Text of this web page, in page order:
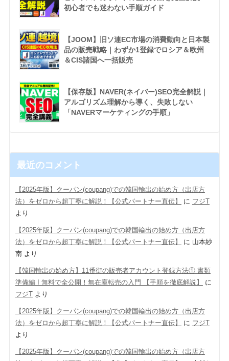
初心者でも迷わない手順ガイド
【JOOM】旧ソ連EC市場の消費動向と日本製
品の販売戦略｜わずか1登録でロシア＆欧州
＆CIS諸国へ一括販売
【保存版】NAVER(ネイバー)SEO完全解説｜
アルゴリズム理解から導く、失敗しない
「NAVERマーケティングの手順」
最近のコメント
【2025年版】クーパン(coupang)での韓国輸出の始め方（出店方
法）をゼロから超丁寧に解説！【公式パートナー直伝】
に フジT
より
【2025年版】クーパン(coupang)での韓国輸出の始め方（出店方
法）をゼロから超丁寧に解説！【公式パートナー直伝】
に 山本紗
南より
【韓国輸出の始め方】11番街の販売者アカウント登録方法① 書類
準備編 Ι 無料で全公開！無在庫転売の入門 【手順を徹底解説】
に
フジTより
【2025年版】クーパン(coupang)での韓国輸出の始め方（出店方
法）をゼロから超丁寧に解説！【公式パートナー直伝】
に フジT
より
【2025年版】クーパン(coupang)での韓国輸出の始め方（出店方